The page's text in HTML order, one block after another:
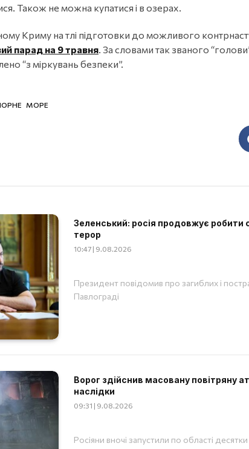
Також не можна купатися і в озерах.
Криму на тлі підготовки до можливого
парад на 9 травня. За словами так званого
“з міркувань безпеки”.
МОРЕ
Зеленський: росія продовжує робити
терор
10:47 | 9.08.2026
Президент повідомив про загиблих і
Павлограді
Ворог здійснив масовану повітряну
наслідки
09:31 | 9.08.2026
Росіяни вночі запустили по області десятки